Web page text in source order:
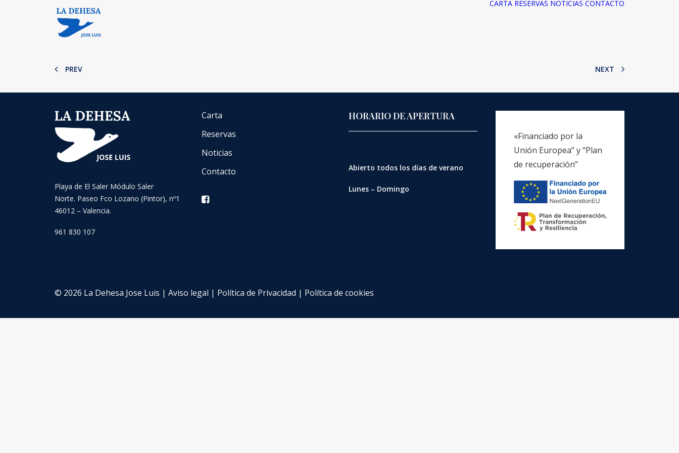
CARTA RESERVAS NOTICIAS CONTACTO
PREV NEXT
Playa de El Saler Módulo Saler
Norte. Paseo Fco Lozano (Pintor), nº1
46012 – Valencia.
961 830 107
Carta
Reservas
Noticias
Contacto
HORARIO DE APERTURA
Abierto todos los días de verano
Lunes – Domingo
«Financiado por la
Unión Europea” y “Plan
de recuperación”
© 2026 La Dehesa Jose Luis | Aviso legal | Política de Privacidad | Política de cookies